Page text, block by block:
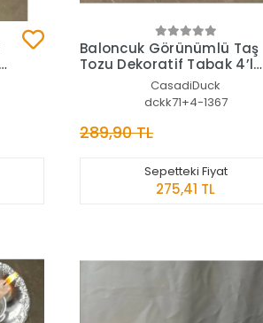
Sepete Ekle
Baloncuk Görünümlü Taş
Tozu Dekoratif Tabak 4’lü
CasadiDuck
dckk71+4-1367
289,90 TL
Sepetteki Fiyat
275,41 TL